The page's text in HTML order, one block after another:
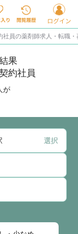
社員の薬剤師求人・転職
果
約社員
が
選択